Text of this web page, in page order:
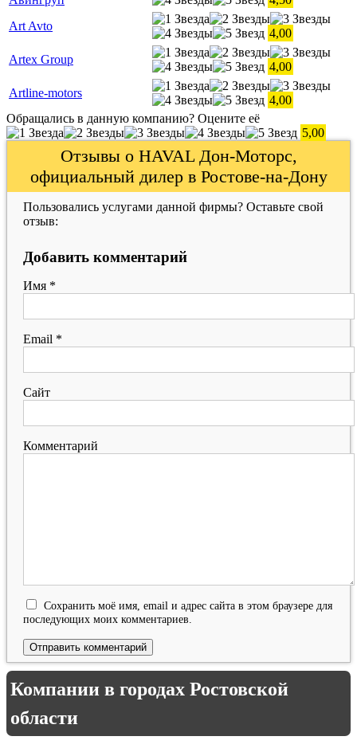
Art Avto
4,00
Artex Group
4,00
Artline-motors
4,00
Обращались в данную компанию? Оцените её
5,00
Отзывы о HAVAL Дон-Моторс,
официальный дилер в Ростове-на-Дону
Пользовались услугами данной фирмы? Оставьте свой
отзыв:
Добавить комментарий
Имя *
Email *
Сайт
Комментарий
Сохранить моё имя, email и адрес сайта в этом браузере для
последующих моих комментариев.
Компании в городах Ростовской
области